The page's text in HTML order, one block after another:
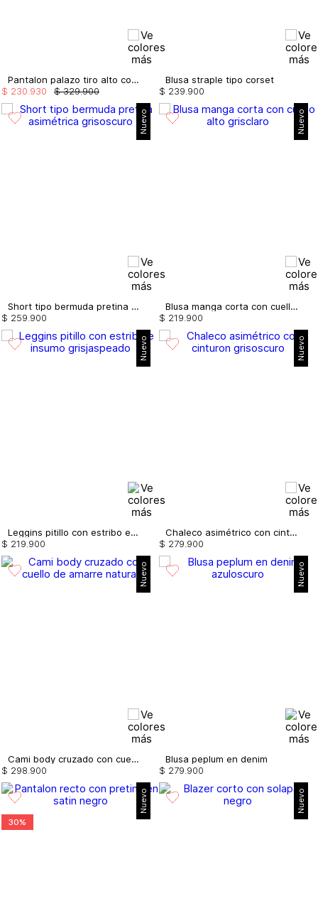
Pantalon palazo tiro alto con bolsillos
$ 329.900
$ 230 930
Blusa straple tipo corset
$ 239 900
Nuevo
Short tipo bermuda pretina asimétrica
$ 259 900
Nuevo
Blusa manga corta con cuello alto
$ 219 900
Nuevo
Leggins pitillo con estribo e insumo
$ 219.900
Nuevo
Chaleco asimétrico con cinturon
$ 279.900
Nuevo
Cami body cruzado con cuello de amarre
$ 298 900
Nuevo
Blusa peplum en denim
$ 279 900
Nuevo
30%
Nuevo